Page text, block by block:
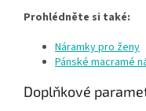
Prohlédněte si také:
Náramky pro ženy
Pánské macramé
Doplňkové